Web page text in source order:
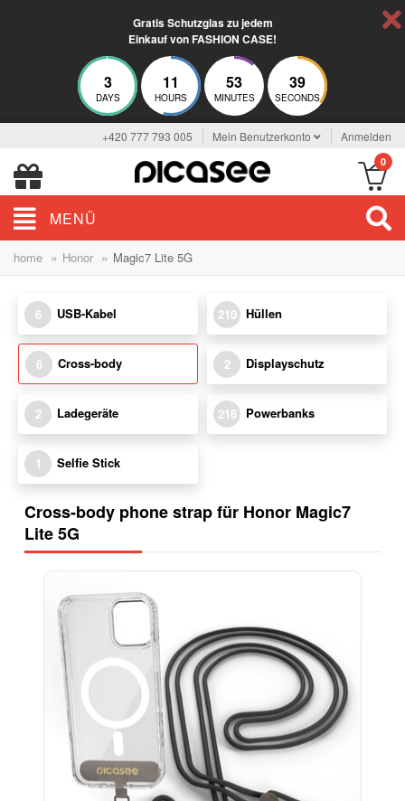
Gratis Schutzglas zu jedem
Einkauf von FASHION CASE!
3
DAYS
11
HOURS
53
MINUTES
38
SECONDS
+420 777 793 005 Mein Benutzerkonto Anmelden
0
MENÜ
home » Honor » Magic7 Lite 5G
6 USB-Kabel 210 Hüllen
6 Cross-body 2 Displayschutz
2 Ladegeräte 216 Powerbanks
1 Selfie Stick
Cross-body phone strap für Honor Magic7
Lite 5G